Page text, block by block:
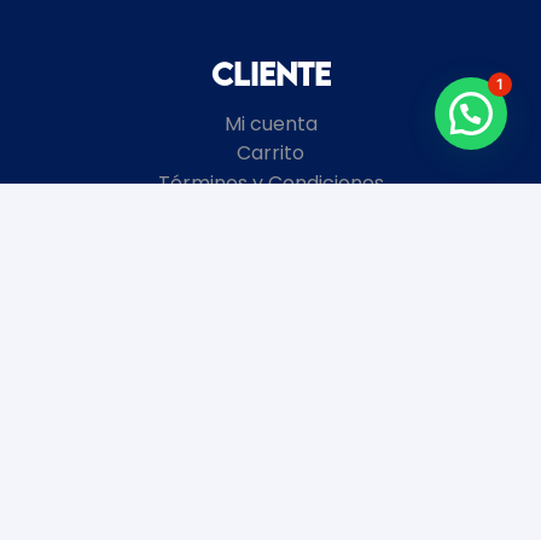
Cliente
Mi cuenta
Carrito
Términos y Condiciones
1